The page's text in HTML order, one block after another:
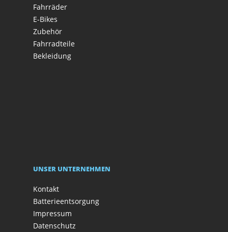
Fahrräder
E-Bikes
Zubehör
Fahrradteile
Bekleidung
UNSER UNTERNEHMEN
Kontakt
Batterieentsorgung
Impressum
Datenschutz